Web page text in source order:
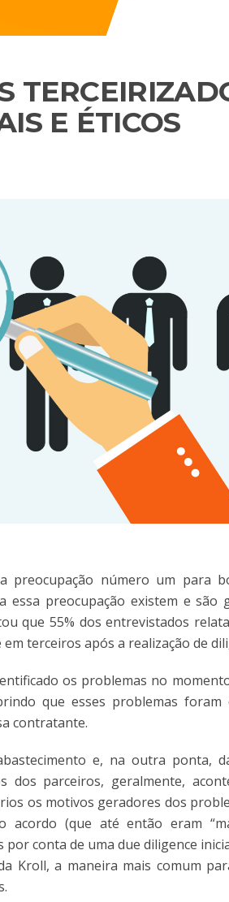
E ÉTICOS
preocupação número um para
preocupação existem e são
que 55% dos entrevistados
terceiros após a realização de
os problemas no
que esses problemas foram
contratante.
e, na outra ponta,
dos parceiros, geralmente,
os motivos geradores dos
(que até então eram
conta de uma due diligence
Kroll, a maneira mais comum